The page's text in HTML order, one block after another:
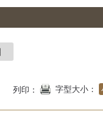
列印： 字型大小：